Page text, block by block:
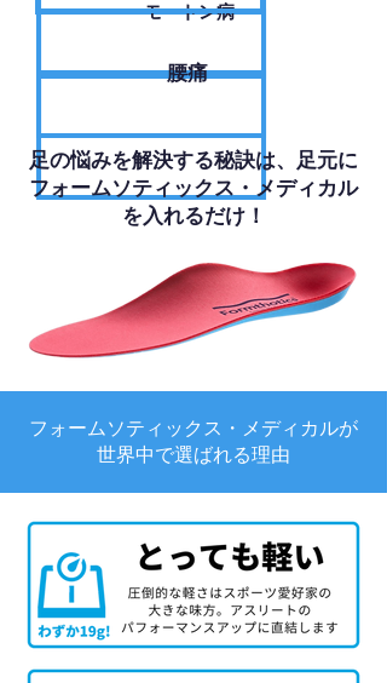
モートン病
腰痛
足の悩みを解決する秘訣は、足元に
フォームソティックス・メディカル
を入れるだけ！
フォームソティックス・メディカルが
世界中で選ばれる理由